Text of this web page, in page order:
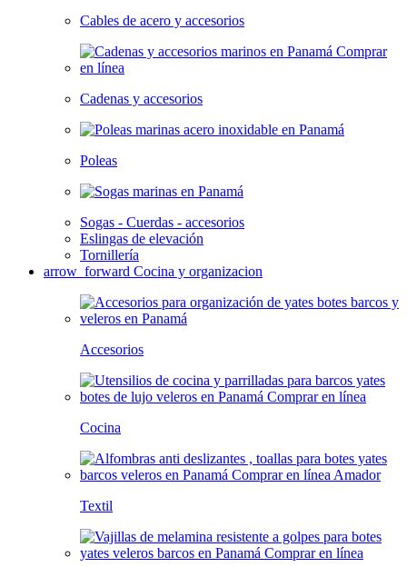
Cables de acero y accesorios
Cadenas y accesorios
Poleas
Sogas - Cuerdas - accesorios
Eslingas de elevación
Tornillería
arrow_forward Cocina y organizacion
Accesorios
Cocina
Textil